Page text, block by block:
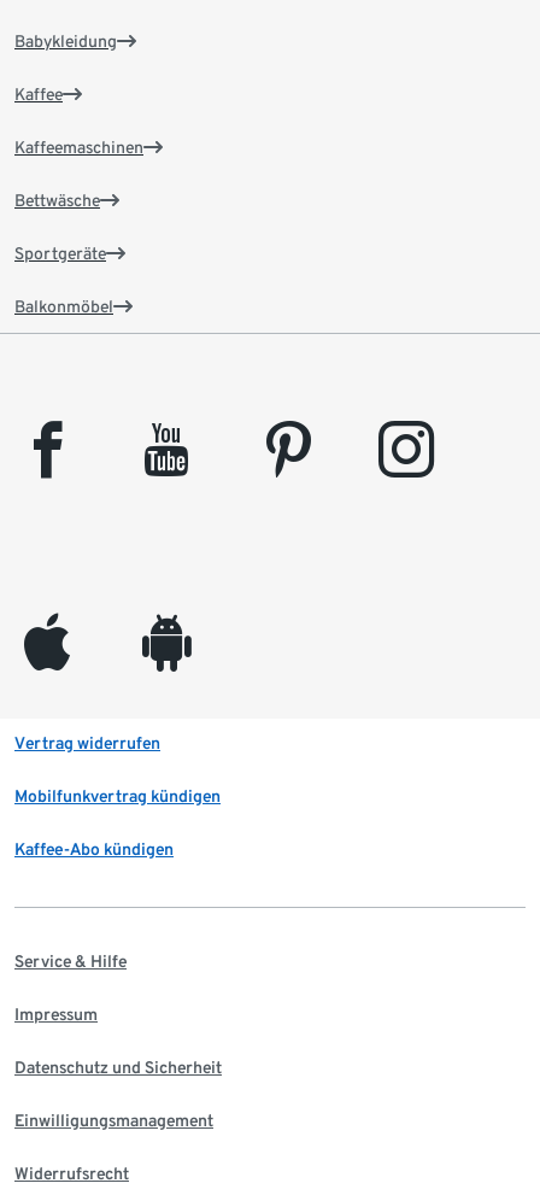
Babykleidung
Kaffee
Kaffeemaschinen
Bettwäsche
Sportgeräte
Balkonmöbel
facebook youtube pinterest instagram
appleinc android
Vertrag widerrufen
Mobilfunkvertrag kündigen
Kaffee-Abo kündigen
Service & Hilfe
Impressum
Datenschutz und Sicherheit
Einwilligungsmanagement
Widerrufsrecht